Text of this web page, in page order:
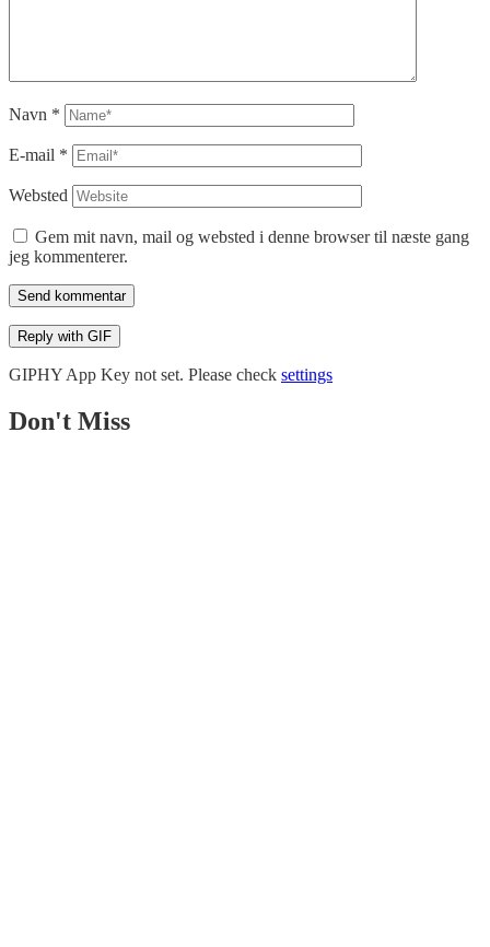
Navn *
E-mail *
Websted
Gem mit navn, mail og websted i denne browser til næste gang
jeg kommenterer.
Send kommentar
Reply with GIF
GIPHY App Key not set. Please check settings
Don't Miss